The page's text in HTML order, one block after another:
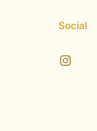
Social
Instagram